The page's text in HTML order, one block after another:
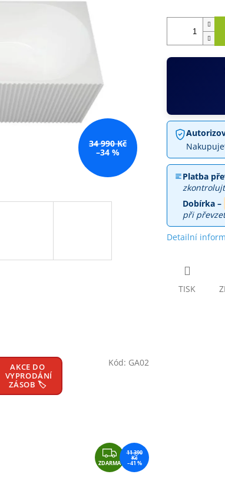
34 990 Kč
–34 %
Platba
Dobírka –
při
Detailní
TISK
AKCE DO
VYPRODÁNÍ
ZÁSOB 🏷️
Z
D
ZDARMA
11 390
Kč
–41 %
Kód: GA02